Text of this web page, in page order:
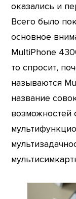
оказались и
Всего было
основное
MultiPhone
то спросит,
называются
название
возможностей